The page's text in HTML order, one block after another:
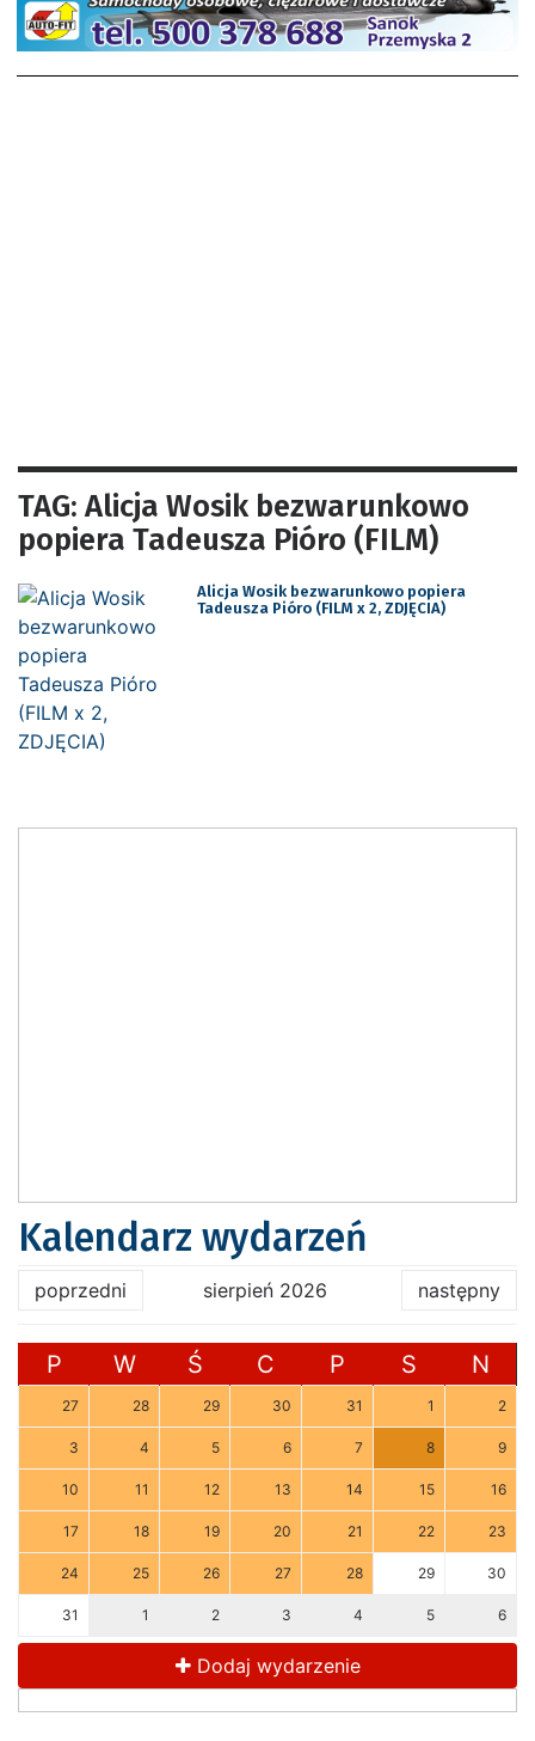
TAG: Alicja Wosik bezwarunkowo
popiera Tadeusza Pióro (FILM)
Alicja Wosik bezwarunkowo popiera
Tadeusza Pióro (FILM x 2, ZDJĘCIA)
Kalendarz wydarzeń
poprzedni sierpień 2026 następny
P W Ś C P S N
27 28 29 30 31 1 2
3 4 5 6 7 8 9
10 11 12 13 14 15 16
17 18 19 20 21 22 23
24 25 26 27 28 29 30
31 1 2 3 4 5 6
Dodaj wydarzenie